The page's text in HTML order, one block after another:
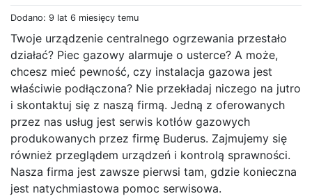
Dodano: 9 lat 6 miesięcy temu
Twoje urządzenie centralnego ogrzewania przestało
działać? Piec gazowy alarmuje o usterce? A może,
chcesz mieć pewność, czy instalacja gazowa jest
właściwie podłączona? Nie przekładaj niczego na jutro
i skontaktuj się z naszą firmą. Jedną z oferowanych
przez nas usług jest serwis kotłów gazowych
produkowanych przez firmę Buderus. Zajmujemy się
również przeglądem urządzeń i kontrolą sprawności.
Nasza firma jest zawsze pierwsi tam, gdzie konieczna
jest natychmiastowa pomoc serwisowa.